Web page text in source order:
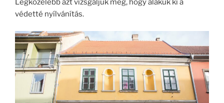
védetté nyílvánítás.